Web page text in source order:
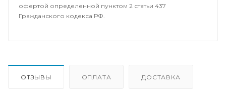
офертой определенной пунктом 2 статьи 437
Гражданского кодекса РФ.
ОТЗЫВЫ ОПЛАТА ДОСТАВКА